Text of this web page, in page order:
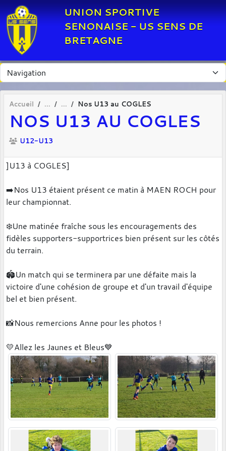
UNION SPORTIVE
SENONAISE - US SENS DE
BRETAGNE
Accueil Nos U13 au COGLES
NOS U13 AU COGLES
U12-U13
]U13 à COGLES]
➡️Nos U13 étaient présent ce matin à MAEN ROCH pour
leur championnat.
❄️Une matinée fraîche sous les encouragements des
fidèles supporters-supportrices bien présent sur les côtés
du terrain.
🏟Un match qui se terminera par une défaite mais la
victoire d'une cohésion de groupe et d'un travail d'équipe
bel et bien présent.
📸Nous remercions Anne pour les photos !
💛Allez les Jaunes et Bleus💙
Panneau de gestion des cookies